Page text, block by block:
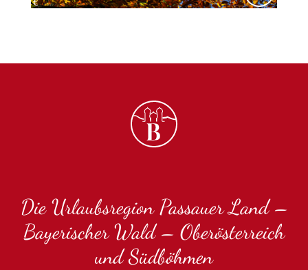
Die Urlaubsregion Passauer Land –
Bayerischer Wald – Oberösterreich
und Südböhmen